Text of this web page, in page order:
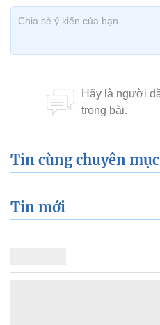
Tin cùng chuyên mục
Tin mới